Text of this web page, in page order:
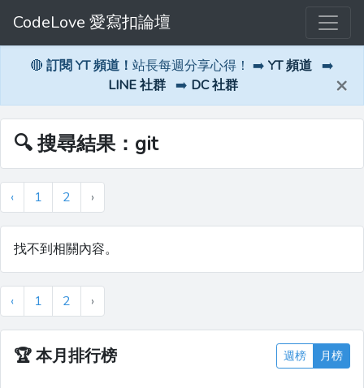
CodeLove 愛寫扣論壇
🔴 訂閱 YT 頻道！ 站長每週分享心得！ ➡️ YT 頻道 ➡️
LINE 社群 ➡️ DC 社群 ×
🔍 搜尋結果：git
‹ 1 2 ›
找不到相關內容。
‹ 1 2 ›
🏆本月排行榜 週榜 月榜